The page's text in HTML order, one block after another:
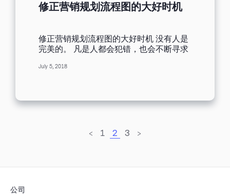
修正营销规划流程图的大好时机
修正营销规划流程图的大好时机 没有人是
完美的。 凡是人都会犯错，也会不断寻求
营销规划流程图的其中一个诱因就是它具
个观念是不对的。 所以，使用者应该寻求
果寄信只是为了通知邮件里有错字，这种
感觉非常糟糕。 发生这种情况时，您会经
July 5, 2018
< 1 2 3 >
公司